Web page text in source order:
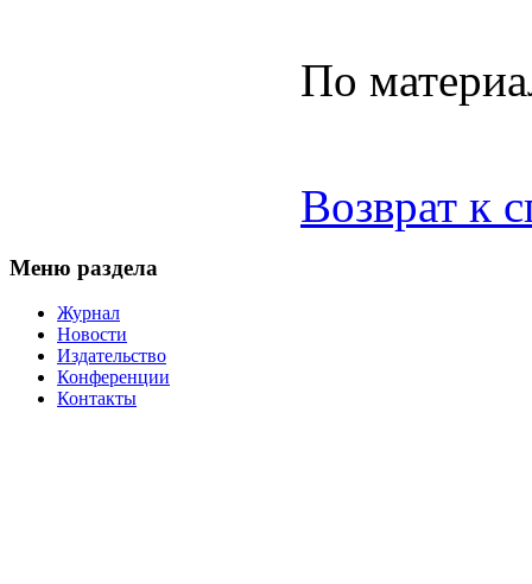
По
Возврат к
Меню раздела
Журнал
Новости
Издательство
Конференции
Контакты